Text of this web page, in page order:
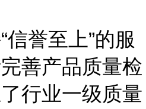
“信誉至上”的服
善产品质量检
行业一级质量